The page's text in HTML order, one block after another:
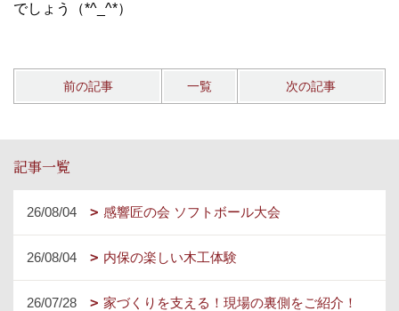
でしょう（*^_^*）
前の記事 一覧 次の記事
記事一覧
26/08/04 感響匠の会 ソフトボール大会
26/08/04 内保の楽しい木工体験
26/07/28 家づくりを支える！現場の裏側をご紹介！